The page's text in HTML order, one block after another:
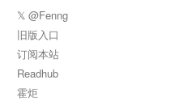
𝕏 @Fenng
旧版入口
订阅本站
Readhub
霍炬